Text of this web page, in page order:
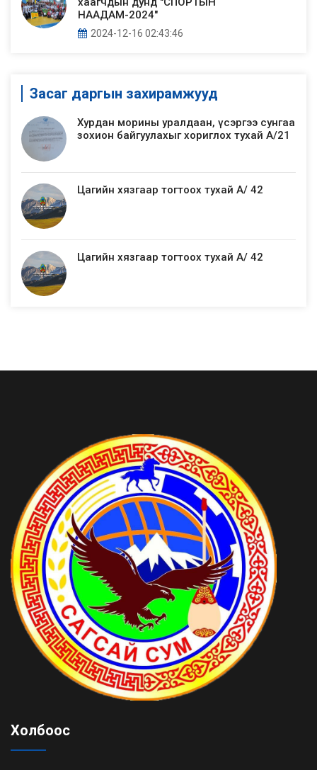
НААДАМ-2024"
2024-12-16 02:43:46
Засаг даргын захирамжууд
Хурдан морины уралдаан, үсэргээ сунгаа
зохион байгуулахыг хориглох тухай А/21
Цагийн хязгаар тогтоох тухай А/ 42
Цагийн хязгаар тогтоох тухай А/ 42
Холбоос